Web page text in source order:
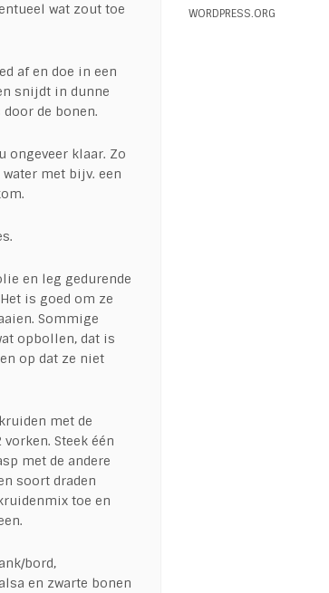
wat zout toe
af en doe in een
snijdt in dunne
de bonen.
ongeveer klaar. Zo
met bijv. een
en leg gedurende
is goed om ze
Sommige
opbollen, dat is
op dat ze niet
met de
Steek één
met de andere
soort draden
toe en
bord,
en zwarte bonen
WORDPRESS.ORG